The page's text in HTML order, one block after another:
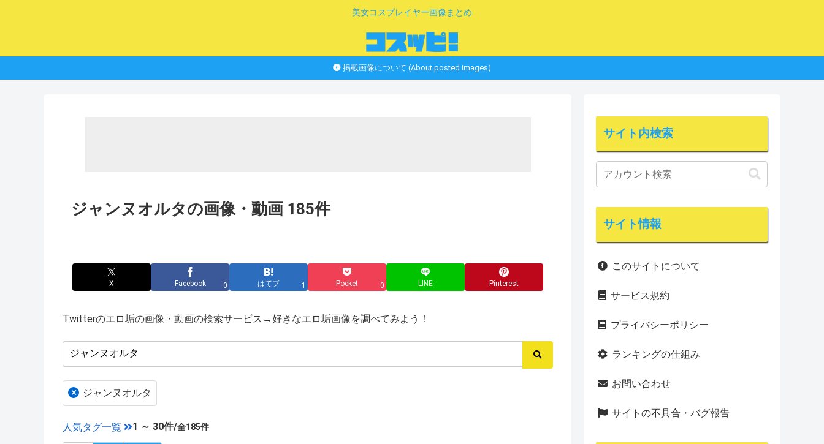
美女コスプレイヤー画像まとめ
掲載画像について (About posted images)
ジャンヌオルタの画像・動画 185件
X Facebook 0 はてブ 1 Pocket 0 LINE Pinterest
Twitterのエロ垢の画像・動画の検索サービス→好きなエロ垢画像を調べてみよう！
× ジャンヌオルタ
人気タグ一覧 1 ～ 30件/全185件
サイト内検索
サイト情報
このサイトについて
サービス規約
プライバシーポリシー
ランキングの仕組み
お問い合わせ
サイトの不具合・バグ報告